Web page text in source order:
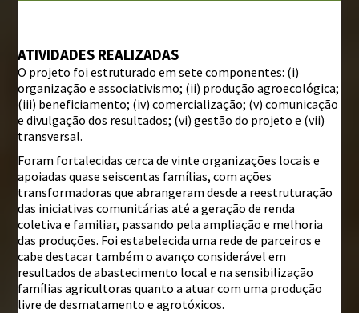
ATIVIDADES REALIZADAS
O projeto foi estruturado em sete componentes: (i)
organização e associativismo; (ii) produção agroecológica;
(iii) beneficiamento; (iv) comercialização; (v) comunicação
e divulgação dos resultados; (vi) gestão do projeto e (vii)
transversal.
Foram fortalecidas cerca de vinte organizações locais e
apoiadas quase seiscentas famílias, com ações
transformadoras que abrangeram desde a reestruturação
das iniciativas comunitárias até a geração de renda
coletiva e familiar, passando pela ampliação e melhoria
das produções. Foi estabelecida uma rede de parceiros e
cabe destacar também o avanço considerável em
resultados de abastecimento local e na sensibilização
famílias agricultoras quanto a atuar com uma produção
livre de desmatamento e agrotóxicos.